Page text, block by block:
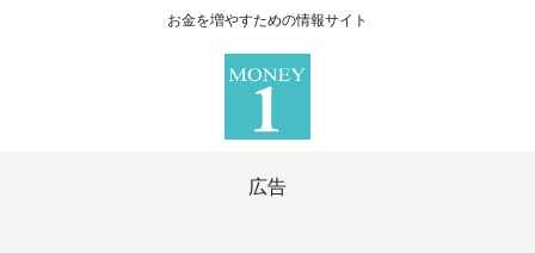
お金を増やすための情報サイト
広告